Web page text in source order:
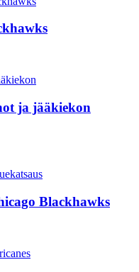
ja jääkiekon
Blackhawks